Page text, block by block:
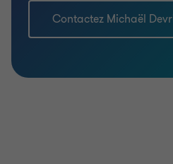
Contactez Michaël